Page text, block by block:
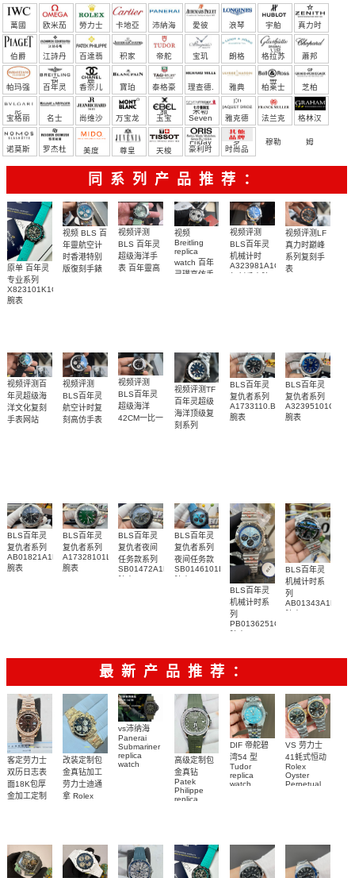
萬國 欧米茄 勞力士 卡地亞 沛納海 愛彼 浪琴 宇舶
（恒
宝）
真力时
伯爵 江詩丹
頓
百達翡
麗
积家 帝舵 宝玑 朗格 格拉苏
蒂
蕭邦
帕玛强
尼
百年灵 香奈儿 寶珀 泰格豪
雅
理查德.
米勒
雅典 柏莱士 芝柏
宝格丽 名士 尚维沙 万宝龙 玉宝 Seven
Friday
雅克德
罗
法兰克
穆勒
格林汉
姆
诺莫斯
罗杰杜 美度 尊皇 天梭 豪利时 时尚品
牌/原单
同系列产品推荐：
原单 百年灵
专业系列
X823101K1C1S1
腕表
视频 BLS 百
年靈航空计
时香港特别
版復刻手錶
视频评测
BLS 百年灵
超级海洋手
表 百年靈高
视频
Breitling
replica
watch 百年
灵璞高仿手
视频评测
BLS百年灵
机械计时
A323981A1C1A1
视频评测LF
真力时巅峰
系列复刻手
表
视频评测百
年灵超级海
洋文化复刻
手表网站
视频评测
BLS百年灵
航空计时复
刻高仿手表
AB012012.BB01.435X.A20BA.1
视频评测
BLS百年灵
超级海洋
42CM一比一
视频评测TF
百年灵超级
海洋顶级复
刻系列
BLS百年灵
复仇者系列
A1733110.BC30.169A
腕表
BLS百年灵
复仇者系列
A32395101C1X1
腕表
BLS百年灵
复仇者系列
AB01821A1B1X1
腕表
BLS百年灵
复仇者系列
A17328101L1X1
腕表
BLS百年灵
复仇者夜间
任务款系列
SB01472A1B1X1
BLS百年灵
复仇者系列
夜间任务款
SB0146101L1X1
BLS百年灵
机械计时系
列
PB0136251C1S1
BLS百年灵
机械计时系
列
AB01343A1L1A1
最新产品推荐：
客定劳力士
双历日志表
面18K包厚
金加工定制
watch
改装定制包
金真钻加工
劳力士迪通
拿 Rolex
diamonds
m126508-
0003腕表
vs沛纳海
Panerai
Submariner
replica
watch
高级定制包
金真钻
Patek
Philippe
replica
011復刻手錶
腕表
DIF 帝舵碧
湾54 型
Tudor
replica
watch
VS 劳力士
41蚝式恒动
Rolex
Oyster
Perpetual